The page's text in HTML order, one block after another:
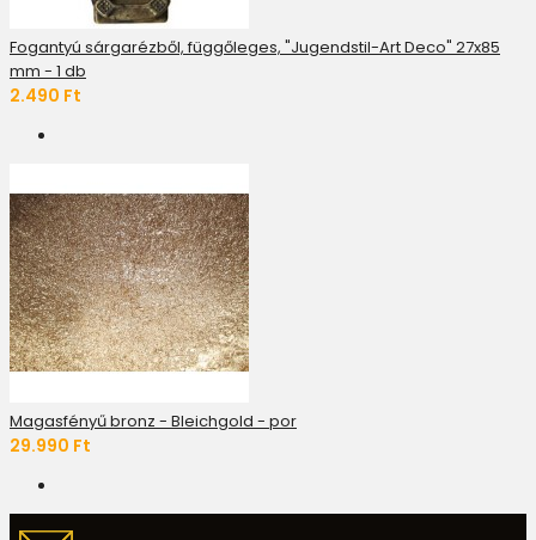
Fogantyú sárgarézből, függőleges, "Jugendstil-Art Deco" 27x85
mm - 1 db
2.490 Ft
Magasfényű bronz - Bleichgold - por
29.990 Ft